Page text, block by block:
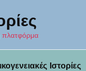
πλατφόρμα
Ιστορίες